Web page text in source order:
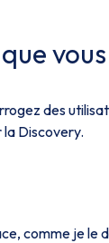
des
la Discovery.
comme je le